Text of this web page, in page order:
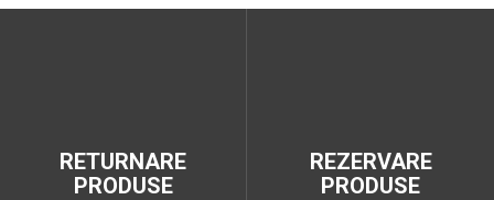
RETURNARE
PRODUSE
REZERVARE
PRODUSE